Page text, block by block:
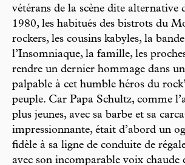
vétérans de la scène dite alternative
1980, les habitués des bistrots du
rockers, les cousins kabyles, la
l’Insomniaque, la famille, les
rendre un dernier hommage dans
palpable à cet humble héros du
peuple. Car Papa Schultz, comme
plus jeunes, avec sa barbe et sa
impressionnante, était d’abord un
fidèle à sa ligne de conduite de
avec son incomparable voix chaude